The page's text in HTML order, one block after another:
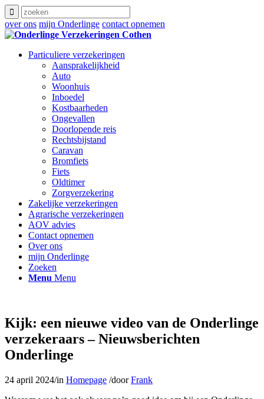
over ons mijn Onderlinge contact opnemen
Particuliere verzekeringen
Aansprakelijkheid
Auto
Woonhuis
Inboedel
Kostbaarheden
Ongevallen
Doorlopende reis
Rechtsbijstand
Caravan
Bromfiets
Fiets
Oldtimer
Zorgverzekering
Zakelijke verzekeringen
Agrarische verzekeringen
AOV advies
Contact opnemen
Over ons
mijn Onderlinge
Zoeken
Menu Menu
Kijk: een nieuwe video van de Onderlinge
verzekeraars – Nieuwsberichten
Onderlinge
24 april 2024/in Homepage /doorFrank